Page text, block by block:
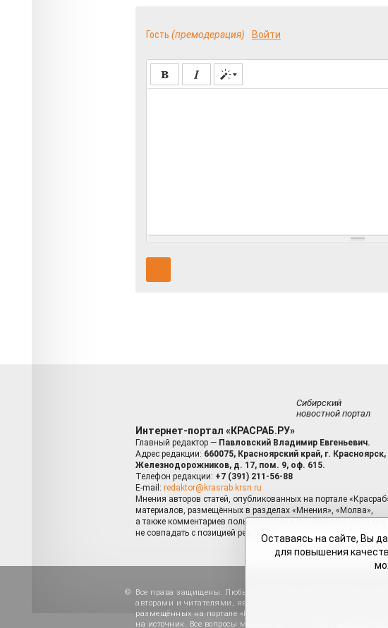
Гость (премодерация) Войти
Сибирский
новостной портал
Интернет-портал «КРАСРАБ.РУ»
Главный редактор — Павловский Владимир Евгеньевич.
Адрес редакции: 660075, Красноярский край, г. Красноярск,
Железнодорожников, д. 17, пом. 9, оф. 615.
Телефон редакции: +7 (391) 211-56-88
E-mail: redaktor@krasrab.krsn.ru
Мнения авторов статей, опубликованных на портале
материалов, размещённых в разделах «Мнения», «Молва»,
а также комментариев пользователей к материалам сайта
не совпадать с позицией редакции.
Все права защищены. Любые материалы, размещённые на
авторами и читателями, являются объектами авторского
размещённых на портале «Красраб.ру», допускается только с
на источник. Все вопросы можно задать по адресу
Оставаясь на сайте, Вы
для повышения